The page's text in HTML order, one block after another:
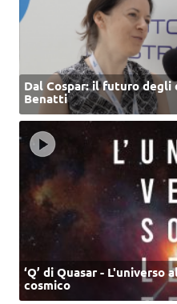
Dal Cospar: il futuro degli
Benatti
‘Q’ di Quasar -
cosmico